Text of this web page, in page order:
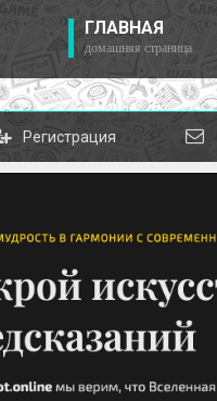
ГЛАВНАЯ
домашняя страница
Регистрация